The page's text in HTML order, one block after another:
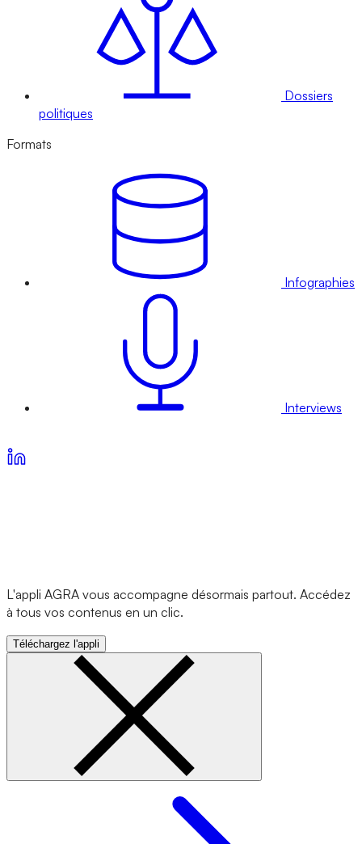
Dossiers
politiques
Formats
Infographies
Interviews
L'appli AGRA vous accompagne désormais partout. Accédez
à tous vos contenus en un clic.
Téléchargez l'appli